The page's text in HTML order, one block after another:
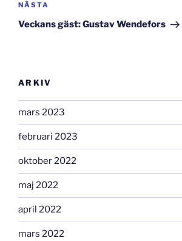
Nästa
inlägg
NÄSTA
Veckans gäst: Gustav Wendefors
ARKIV
mars 2023
februari 2023
oktober 2022
maj 2022
april 2022
mars 2022